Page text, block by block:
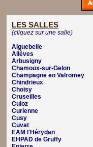
LES SALLES
(cliquez sur une salle)
Aiguebelle
Allèves
Arbusigny
Chamoux-sur-Gelon
Champagne en Valromey
Chindrieux
Choisy
Cruseilles
Culoz
Curienne
Cusy
Cuvat
EAM l'Hérydan
EHPAD de Gruffy